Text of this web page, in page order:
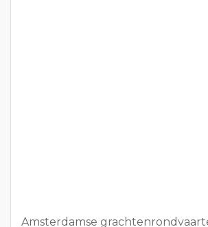
Amsterdamse